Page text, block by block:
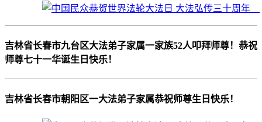
吉林省长春市九台区大法弟子家属一家族52人叩拜师尊！恭祝
师尊七十一华诞生日快乐！
吉林省长春市朝阳区一大法弟子家属恭祝师尊生日快乐！